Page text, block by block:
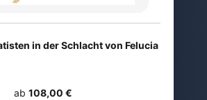
in der Schlacht von Felucia
ab 108,00 €